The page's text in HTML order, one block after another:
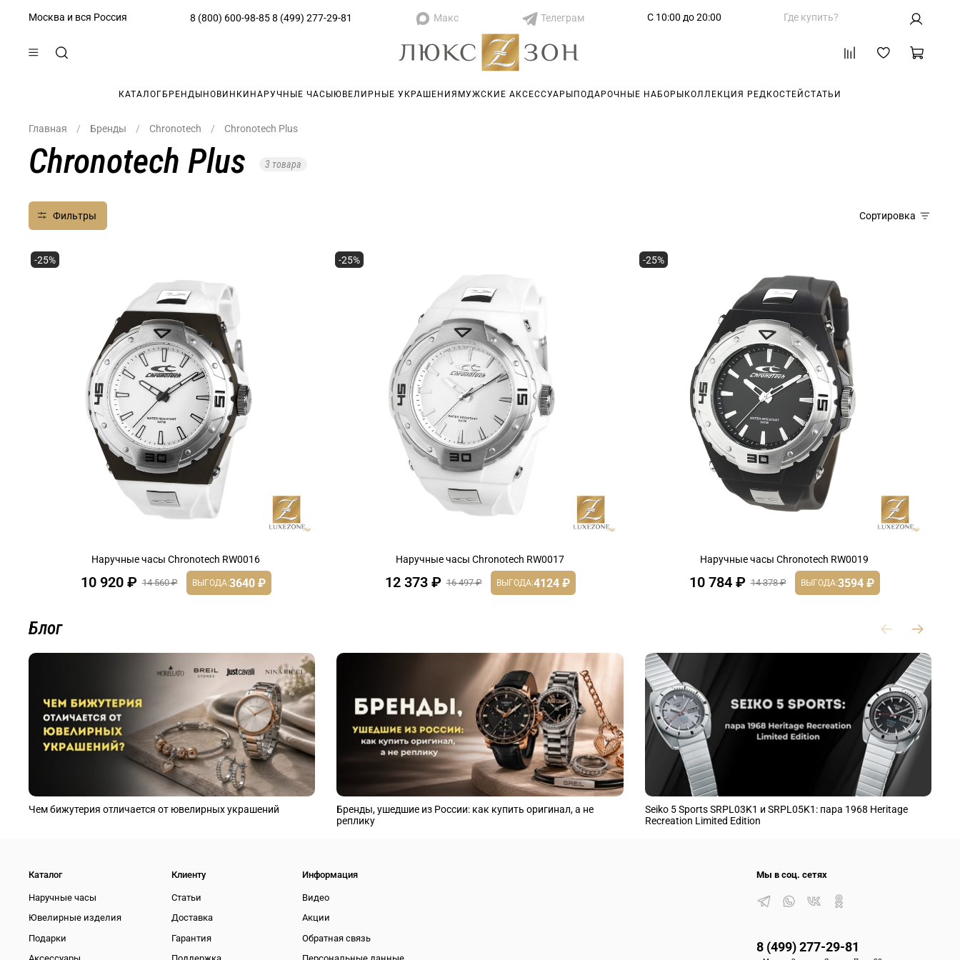
Москва и вся Россия 8 (800) 600-98-85 8 (499) 277-29-81 Макс Телеграм С 10:00 до 20:00 Где купить?
КАТАЛОГ БРЕНДЫ НОВИНКИ НАРУЧНЫЕ ЧАСЫ ЮВЕЛИРНЫЕ УКРАШЕНИЯ МУЖСКИЕ АКСЕССУАРЫ ПОДАРОЧНЫЕ НАБОРЫ КОЛЛЕКЦИЯ РЕДКОСТЕЙ СТАТЬИ
Главная Бренды Chronotech Chronotech Plus
Chronotech Plus 3 товара
Фильтры Сортировка
-25%
Наручные часы Chronotech RW0016
10 920 ₽ 14 560 ₽ ВЫГОДА:3640 ₽
-25%
Наручные часы Chronotech RW0017
12 373 ₽ 16 497 ₽ ВЫГОДА:4124 ₽
-25%
Наручные часы Chronotech RW0019
10 784 ₽ 14 378 ₽ ВЫГОДА:3594 ₽
Блог
Чем бижутерия отличается от ювелирных украшений
Бренды, ушедшие из России: как купить оригинал, а не
реплику
Seiko 5 Sports SRPL03K1 и SRPL05K1: пара 1968 Heritage
Recreation Limited Edition
Каталог
Наручные часы
Ювелирные изделия
Подарки
Клиенту
Статьи
Доставка
Гарантия
Информация
Видео
Акции
Обратная связь
Мы в соц. сетях
8 (499) 277-29-81